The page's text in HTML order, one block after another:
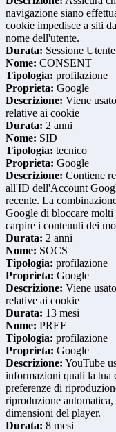
navigazione siano
cookie impedisce a siti
nome dell'utente.
Durata: Sessione Utente
Nome: CONSENT
Tipologia: profilazione
Proprieta: Google
Descrizione: Viene
relative ai cookie
Durata: 2 anni
Nome: SID
Tipologia: tecnico
Proprieta: Google
Descrizione: Contiene
all'ID dell'Account
recente. La
Google di bloccare
carpire i contenuti dei
Durata: 2 anni
Nome: SOCS
Tipologia: profilazione
Proprieta: Google
Descrizione: Viene
relative ai cookie
Durata: 13 mesi
Nome: PREF
Tipologia: profilazione
Proprieta: Google
Descrizione: YouTube
informazioni quali la tua
preferenze di
riproduzione
dimensioni del player.
Durata: 8 mesi